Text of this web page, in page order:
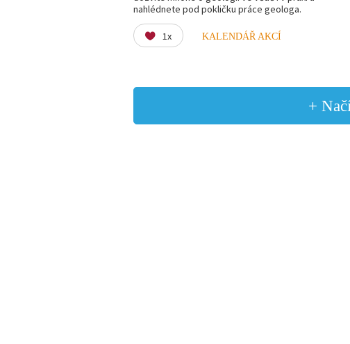
nahlédnete pod pokličku práce geologa.
1x KALENDÁŘ AKCÍ
+